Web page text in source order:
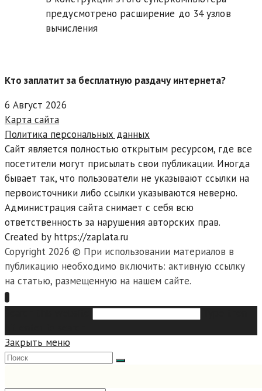
предусмотрено расширение до 34 узлов
вычисления
Кто заплатит за бесплатную раздачу интернета?
6 Август 2026
Карта сайта
Политика персональных данных
Сайт является полностью открытым ресурсом, где все
посетители могут присылать свои публикации. Иногда
бывает так, что пользователи не указывают ссылки на
первоисточники либо ссылки указываются неверно.
Администрация сайта снимает с себя всю
ответственность за нарушения авторских прав.
Created by https://zaplata.ru
Copyright 2026 © При использовании материалов в
публикацию необходимо включить: активную ссылку
на статью, размещенную на нашем сайте.
Закрыть меню